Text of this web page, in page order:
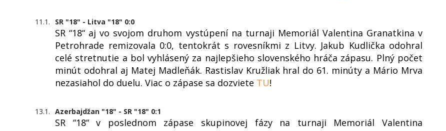
11.1. SR "18" - Litva "18" 0:0
SR “18“ aj vo svojom druhom vystúpení na turnaji Memoriál Valentina Granatkina v
Petrohrade remizovala 0:0, tentokrát s rovesníkmi z Litvy. Jakub Kudlička odohral
celé stretnutie a bol vyhlásený za najlepšieho slovenského hráča zápasu. Plný počet
minút odohral aj Matej Madleňák. Rastislav Kružliak hral do 61. minúty a Mário Mrva
nezasiahol do duelu. Viac o zápase sa dozviete TU!
13.1. Azerbajdžan "18" - SR "18" 0:1
SR “18“ v poslednom zápase skupinovej fázy na turnaji Memoriál Valentina